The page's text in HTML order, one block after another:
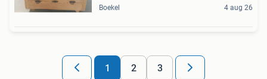
Boekel 4 aug 26
1 2 3